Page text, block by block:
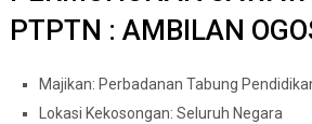
PTPTN : AMBILAN
Majikan: Perbadanan Tabung
Lokasi Kekosongan: Seluruh Negara